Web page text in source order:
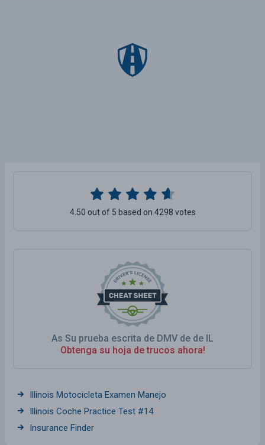
As Su prueba escrita de DMV de de IL
Obtenga su hoja de trucos ahora!
4.50 out of 5 based on 4298 votes
Illinois Motocicleta Examen Manejo
Illinois Coche Practice Test #14
Insurance Finder